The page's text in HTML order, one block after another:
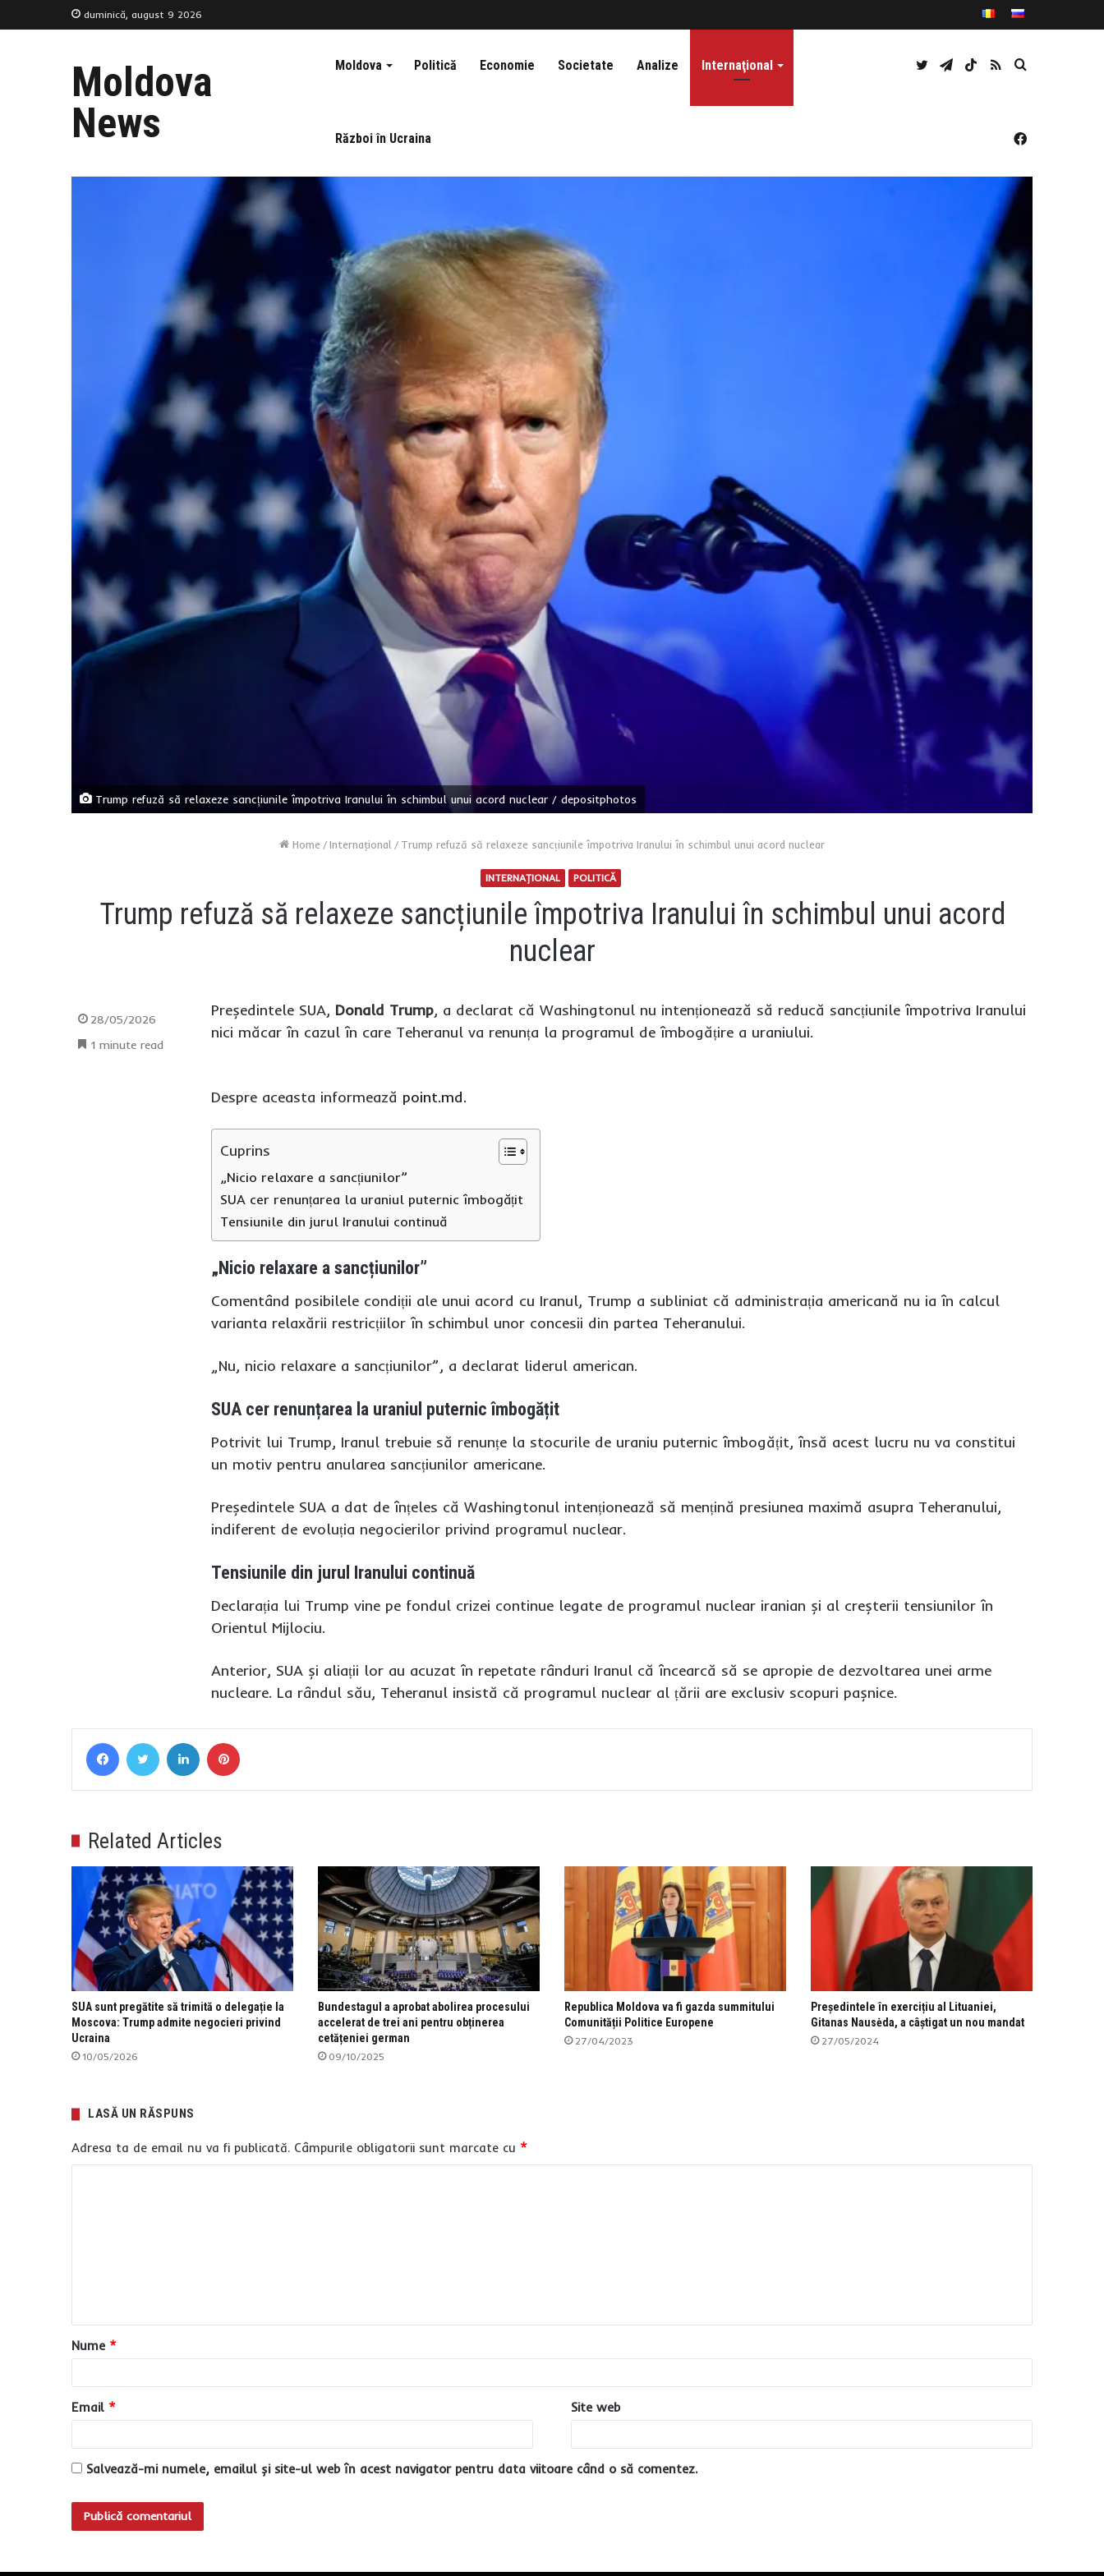
duminică, august 9 2026
Moldova
News
Moldova Politică Economie Societate Analize Internaţional
Război în Ucraina
Caută
RSS
TikTok
Telegram
Twitter
Facebook
Trump refuză să relaxeze sancțiunile împotriva Iranului în schimbul unui acord nuclear / depositphotos
Home /Internaţional / Trump refuză să relaxeze sancțiunile împotriva Iranului în schimbul unui acord nuclear
INTERNAŢIONAL POLITICĂ
Trump refuză să relaxeze sancțiunile împotriva Iranului în schimbul unui acord
nuclear
Președintele SUA, Donald Trump, a declarat că Washingtonul nu intenționează să reducă sancțiunile împotriva Iranului
nici măcar în cazul în care Teheranul va renunța la programul de îmbogățire a uraniului.
Despre aceasta informează point.md.
Cuprins
„Nicio relaxare a sancțiunilor”
SUA cer renunțarea la uraniul puternic îmbogățit
Tensiunile din jurul Iranului continuă
„Nicio relaxare a sancțiunilor”
Comentând posibilele condiții ale unui acord cu Iranul, Trump a subliniat că administrația americană nu ia în calcul
varianta relaxării restricțiilor în schimbul unor concesii din partea Teheranului.
„Nu, nicio relaxare a sancțiunilor”, a declarat liderul american.
SUA cer renunțarea la uraniul puternic îmbogățit
Potrivit lui Trump, Iranul trebuie să renunțe la stocurile de uraniu puternic îmbogățit, însă acest lucru nu va constitui
un motiv pentru anularea sancțiunilor americane.
Președintele SUA a dat de înțeles că Washingtonul intenționează să mențină presiunea maximă asupra Teheranului,
indiferent de evoluția negocierilor privind programul nuclear.
Tensiunile din jurul Iranului continuă
Declarația lui Trump vine pe fondul crizei continue legate de programul nuclear iranian și al creșterii tensiunilor în
Orientul Mijlociu.
Anterior, SUA și aliații lor au acuzat în repetate rânduri Iranul că încearcă să se apropie de dezvoltarea unei arme
nucleare. La rândul său, Teheranul insistă că programul nuclear al țării are exclusiv scopuri pașnice.
28/05/2026
1 minute read
FacebookTwitter LinkedIn
Related Articles
SUA sunt pregătite să trimită o delegație la
Moscova: Trump admite negocieri privind
Ucraina
10/05/2026
Bundestagul a aprobat abolirea procesului
accelerat de trei ani pentru obținerea
cetățeniei german
09/10/2025
Republica Moldova va fi gazda summitului
Comunității Politice Europene
27/04/2023
Președintele în exercițiu al Lituaniei,
Gitanas Nausėda, a câștigat un nou mandat
27/05/2024
LASĂ UN RĂSPUNS
Adresa ta de email nu va fi publicată. Câmpurile obligatorii sunt marcate cu *
a
r
u
*
Nume *
Email * Site web
Salvează-mi numele, emailul și site-ul web în acest navigator pentru data viitoare când o să comentez.